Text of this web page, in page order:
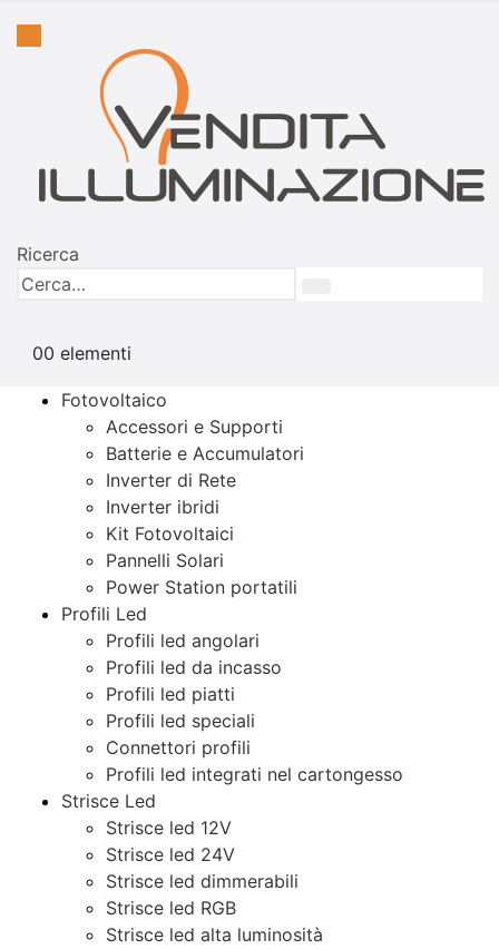
Ricerca
00 elementi
Fotovoltaico
Accessori e Supporti
Batterie e Accumulatori
Inverter di Rete
Inverter ibridi
Kit Fotovoltaici
Pannelli Solari
Power Station portatili
Profili Led
Profili led angolari
Profili led da incasso
Profili led piatti
Profili led speciali
Connettori profili
Profili led integrati nel cartongesso
Strisce Led
Strisce led 12V
Strisce led 24V
Strisce led dimmerabili
Strisce led RGB
Strisce led alta luminosità